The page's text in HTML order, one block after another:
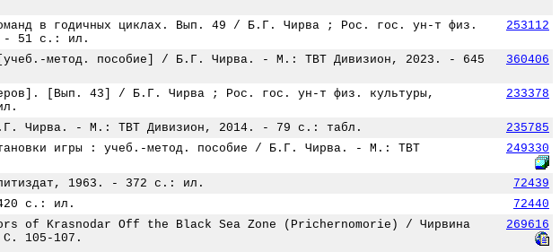
в годичных циклах. Вып. 49 / Б.Г. Чирва ; Рос. гос. ун-т физ.
- 51 с.: ил.
253112
: [учеб.-метод. пособие] / Б.Г. Чирва. - М.: ТВТ Дивизион, 2023. - 645
360406
[Вып. 43] / Б.Г. Чирва ; Рос. гос. ун-т физ. культуры,
233378
Б.Г. Чирва. - М.: ТВТ Дивизион, 2014. - 79 с.: табл.
235785
игры : учеб.-метод. пособие / Б.Г. Чирва. - М.: ТВТ
249330
1963. - 372 с.: ил.
72439
с.: ил.
72440
of Krasnodar Off the Black Sea Zone (Prichernomorie) / Чирвина
105-107.
269616